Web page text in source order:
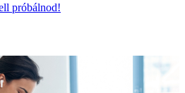
próbálnod!